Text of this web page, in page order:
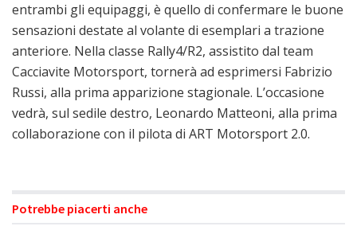
entrambi gli equipaggi, è quello di confermare le buone
sensazioni destate al volante di esemplari a trazione
anteriore. Nella classe Rally4/R2, assistito dal team
Cacciavite Motorsport, tornerà ad esprimersi Fabrizio
Russi, alla prima apparizione stagionale. L’occasione
vedrà, sul sedile destro, Leonardo Matteoni, alla prima
collaborazione con il pilota di ART Motorsport 2.0.
Potrebbe piacerti anche